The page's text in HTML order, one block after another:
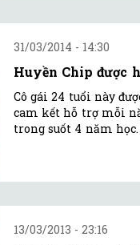
31/03/2014 - 14:30
Huyền Chip được
Cô gái 24 tuổi này
cam kết hỗ trợ mỗi
trong suốt 4 năm học.
13/03/2013 - 23:16